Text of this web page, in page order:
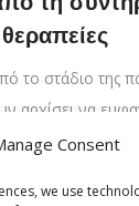
Consent
we use
το στάδιο της
αρχίσει να
την